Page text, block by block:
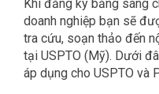
Khi đăng ký bằng sáng
doanh nghiệp bạn sẽ
tra cứu, soạn thảo đến
tại USPTO (Mỹ). Dưới
áp dụng cho USPTO và